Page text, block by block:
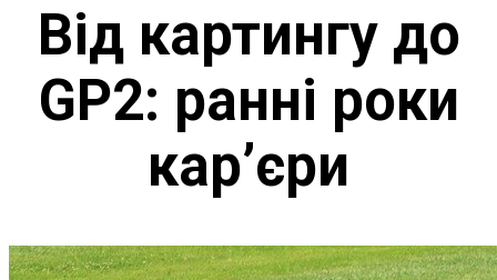
Від картингу до
GP2: ранні роки
кар’єри